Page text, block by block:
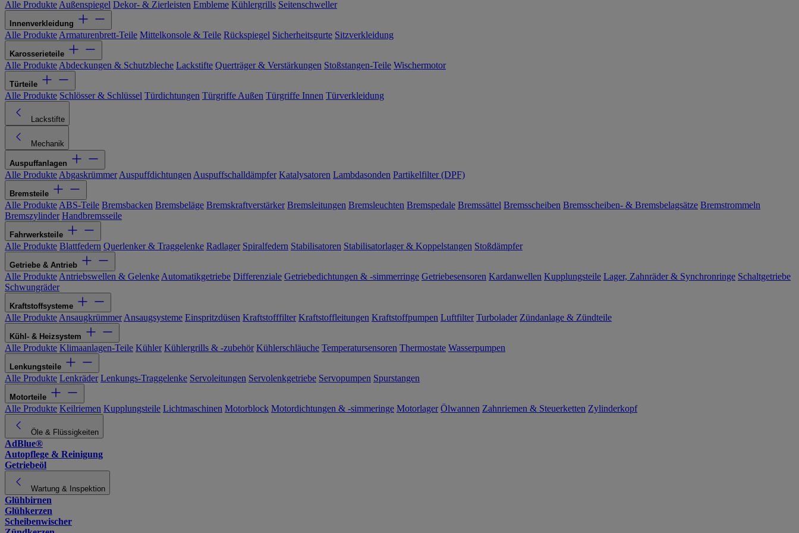
Alle Produkte Außenspiegel Dekor- & Zierleisten Embleme Kühlergrills Seitenschweller
Innenverkleidung
Alle Produkte Armaturenbrett-Teile Mittelkonsole & Teile Rückspiegel Sicherheitsgurte Sitzverkleidung
Karosserieteile
Alle Produkte Abdeckungen & Schutzbleche Lackstifte Querträger & Verstärkungen Stoßstangen-Teile Wischermotor
Türteile
Alle Produkte Schlösser & Schlüssel Türdichtungen Türgriffe Außen Türgriffe Innen Türverkleidung
Lackstifte
Mechanik
Auspuffanlagen
Alle Produkte Abgaskrümmer Auspuffdichtungen Auspuffschalldämpfer Katalysatoren Lambdasonden Partikelfilter (DPF)
Bremsteile
Alle Produkte ABS-Teile Bremsbacken Bremsbeläge Bremskraftverstärker Bremsleitungen Bremsleuchten Bremspedale Bremssättel Bremsscheiben Bremsscheiben- & Bremsbelagsätze Bremstrommeln
Bremszylinder Handbremsseile
Fahrwerksteile
Alle Produkte Blattfedern Querlenker & Traggelenke Radlager Spiralfedern Stabilisatoren Stabilisatorlager & Koppelstangen Stoßdämpfer
Getriebe & Antrieb
Alle Produkte Antriebswellen & Gelenke Automatikgetriebe Differenziale Getriebedichtungen & -simmerringe Getriebesensoren Kardanwellen Kupplungsteile Lager, Zahnräder & Synchronringe Schaltgetriebe
Schwungräder
Kraftstoffsysteme
Alle Produkte Ansaugkrümmer Ansaugsysteme Einspritzdüsen Kraftstofffilter Kraftstoffleitungen Kraftstoffpumpen Luftfilter Turbolader Zündanlage & Zündteile
Kühl- & Heizsystem
Alle Produkte Klimaanlagen-Teile Kühler Kühlergrills & -zubehör Kühlerschläuche Temperatursensoren Thermostate Wasserpumpen
Lenkungsteile
Alle Produkte Lenkräder Lenkungs-Traggelenke Servoleitungen Servolenkgetriebe Servopumpen Spurstangen
Motorteile
Alle Produkte Keilriemen Kupplungsteile Lichtmaschinen Motorblock Motordichtungen & -simmeringe Motorlager Ölwannen Zahnriemen & Steuerketten Zylinderkopf
Öle & Flüssigkeiten
AdBlue®
Autopflege & Reinigung
Getriebeöl
Wartung & Inspektion
Glühbirnen
Glühkerzen
Scheibenwischer